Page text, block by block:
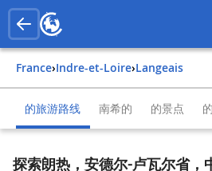
France› Indre-et-Loire› Langeais
的旅游路线 南希的 的景点
探索朗热，安德尔-卢瓦尔省，